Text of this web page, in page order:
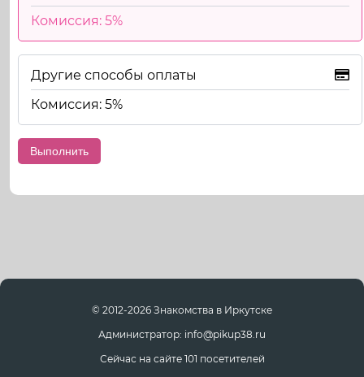
Комиссия: 5%
Другие способы оплаты
Комиссия: 5%
© 2012-2026 Знакомства в Иркутске
Администратор: info@pikup38.ru
Сейчас на сайте 101 посетителей